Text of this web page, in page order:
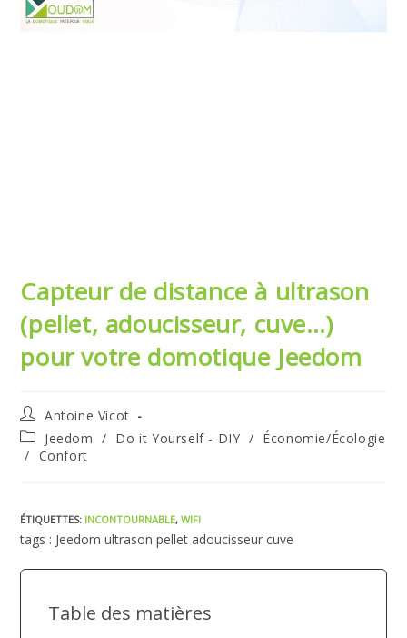
Capteur de distance à ultrason
(pellet, adoucisseur, cuve…)
pour votre domotique Jeedom
Auteur/autrice
de
la
publication :
Antoine Vicot
Post
category:
Jeedom / Do it Yourself - DIY / Économie/Écologie
/ Confort
ÉTIQUETTES: INCONTOURNABLE, WIFI
tags : Jeedom ultrason pellet adoucisseur cuve
Table des matières